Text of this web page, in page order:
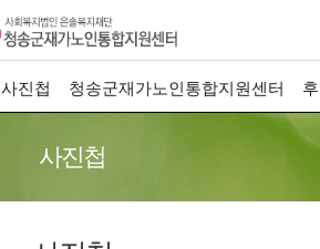
사진첩 청송군재가노인통합지원센터
사진첩